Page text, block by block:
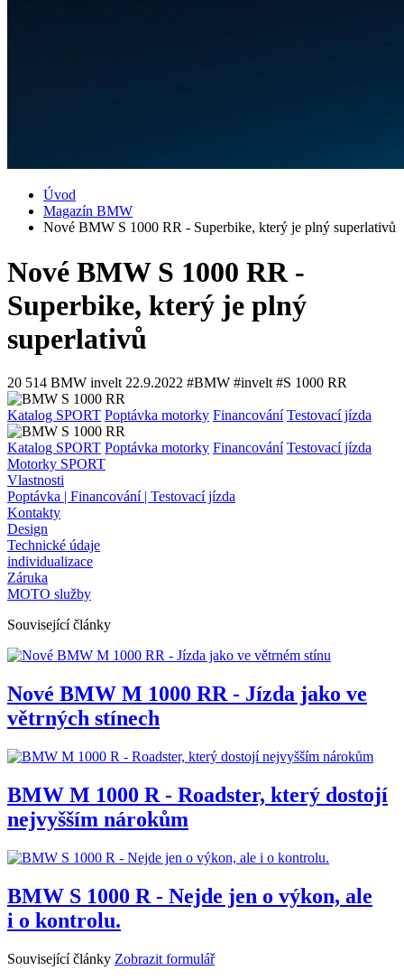
Úvod
Magazín BMW
Nové BMW S 1000 RR - Superbike, který je plný superlativů
Nové BMW S 1000 RR -
Superbike, který je plný
superlativů
20 514 BMW invelt 22.9.2022 #BMW #invelt #S 1000 RR
Katalog SPORT Poptávka motorky Financování Testovací jízda
Katalog SPORT Poptávka motorky Financování Testovací jízda
Motorky SPORT
Vlastnosti
Poptávka | Financování | Testovací jízda
Kontakty
Design
Technické údaje
individualizace
Záruka
MOTO služby
Související články
Nové BMW M 1000 RR - Jízda jako ve
větrných stínech
BMW M 1000 R - Roadster, který dostojí
nejvyšším nárokům
BMW S 1000 R - Nejde jen o výkon, ale
i o kontrolu.
Související články Zobrazit formulář